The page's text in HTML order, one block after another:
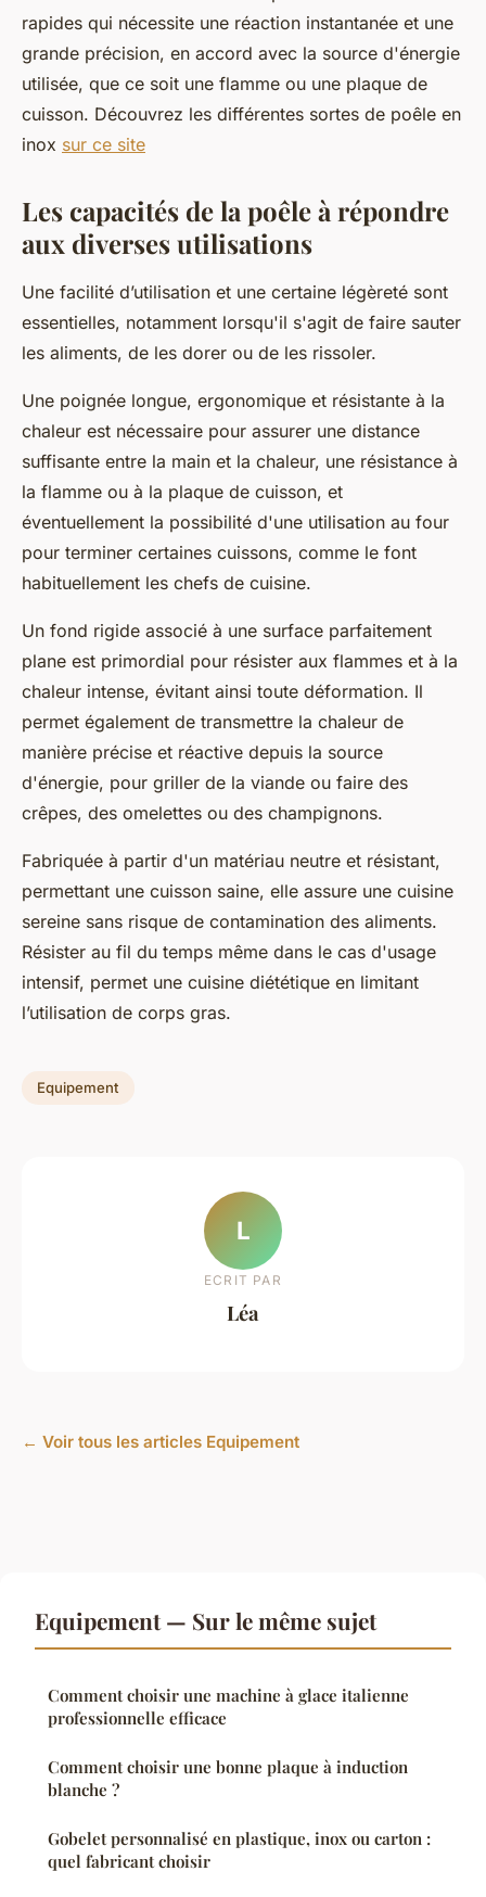
rapides qui nécessite une réaction instantanée et une
grande précision, en accord avec la source d'énergie
utilisée, que ce soit une flamme ou une plaque de
cuisson. Découvrez les différentes sortes de poêle en
inox sur ce site
Les capacités de la poêle à répondre
aux diverses utilisations
Une facilité d’utilisation et une certaine légèreté sont
essentielles, notamment lorsqu'il s'agit de faire sauter
les aliments, de les dorer ou de les rissoler.
Une poignée longue, ergonomique et résistante à la
chaleur est nécessaire pour assurer une distance
suffisante entre la main et la chaleur, une résistance à
la flamme ou à la plaque de cuisson, et
éventuellement la possibilité d'une utilisation au four
pour terminer certaines cuissons, comme le font
habituellement les chefs de cuisine.
Un fond rigide associé à une surface parfaitement
plane est primordial pour résister aux flammes et à la
chaleur intense, évitant ainsi toute déformation. Il
permet également de transmettre la chaleur de
manière précise et réactive depuis la source
d'énergie, pour griller de la viande ou faire des
crêpes, des omelettes ou des champignons.
Fabriquée à partir d'un matériau neutre et résistant,
permettant une cuisson saine, elle assure une cuisine
sereine sans risque de contamination des aliments.
Résister au fil du temps même dans le cas d'usage
intensif, permet une cuisine diététique en limitant
l’utilisation de corps gras.
Equipement
L
ECRIT PAR
Léa
← Voir tous les articles Equipement
Equipement — Sur le même sujet
Comment choisir une machine à glace italienne
professionnelle efficace
Comment choisir une bonne plaque à induction
blanche ?
Gobelet personnalisé en plastique, inox ou carton :
quel fabricant choisir